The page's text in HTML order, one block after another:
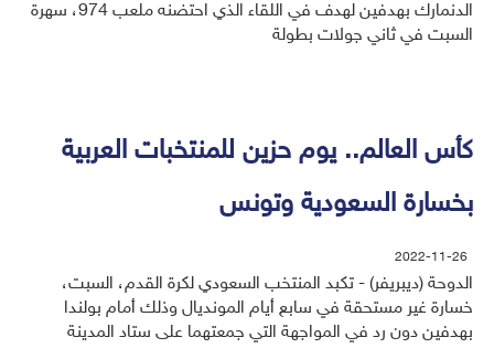
الدنمارك بهدفين لهدف في اللقاء الذي احتضنه ملعب 974، سهرة
السبت في ثاني جولات بطولة
كأس العالم.. يوم حزين للمنتخبات العربية
بخسارة السعودية وتونس
2022-11-26
الدوحة (ديبريفر) - تكبد المنتخب السعودي لكرة القدم، السبت،
خسارة غير مستحقة في سابع أيام المونديال وذلك أمام بولندا
بهدفين دون رد في المواجهة التي جمعتهما على ستاد المدينة